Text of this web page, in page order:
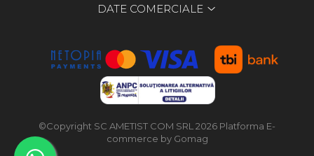
DATE COMERCIALE
©Copyright SC AMETIST COM SRL 2026 Platforma E-
commerce by Gomag